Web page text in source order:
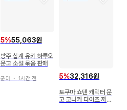
5%55,063원
방주 십계 유키 하루오
문고 소설 묶음 판매
군마・ 1시간 전 5%32,316원
토쿠마 쇼텐 캐릭터 문
고 코나카 다이즈 까다